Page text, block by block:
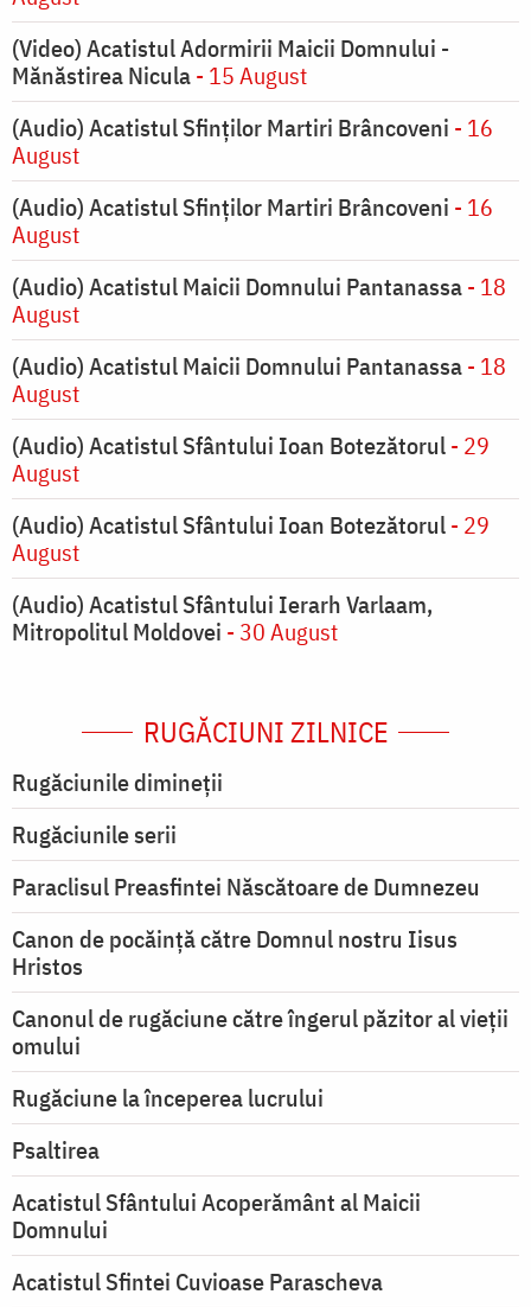
(Video) Acatistul Adormirii Maicii Domnului -
Mănăstirea Nicula- 15 August
(Audio) Acatistul Sfinților Martiri Brâncoveni - 16
August
(Audio) Acatistul Sfinților Martiri Brâncoveni - 16
August
(Audio) Acatistul Maicii Domnului Pantanassa- 18
August
(Audio) Acatistul Maicii Domnului Pantanassa- 18
August
(Audio) Acatistul Sfântului Ioan Botezătorul- 29
August
(Audio) Acatistul Sfântului Ioan Botezătorul- 29
August
(Audio) Acatistul Sfântului Ierarh Varlaam,
Mitropolitul Moldovei - 30 August
RUGĂCIUNI ZILNICE
Rugăciunile dimineții
Rugăciunile serii
Paraclisul Preasfintei Născătoare de Dumnezeu
Canon de pocăință către Domnul nostru Iisus
Hristos
Canonul de rugăciune către îngerul păzitor al vieții
omului
Rugăciune la începerea lucrului
Psaltirea
Acatistul Sfântului Acoperământ al Maicii
Domnului
Acatistul Sfintei Cuvioase Parascheva